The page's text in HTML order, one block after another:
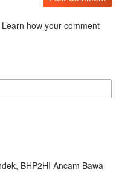
Learn how your comment
BHP2HI Ancam Bawa